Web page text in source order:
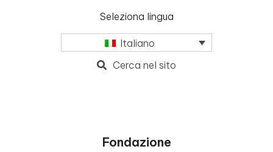
Seleziona lingua
Italiano
Cerca nel sito
Fondazione